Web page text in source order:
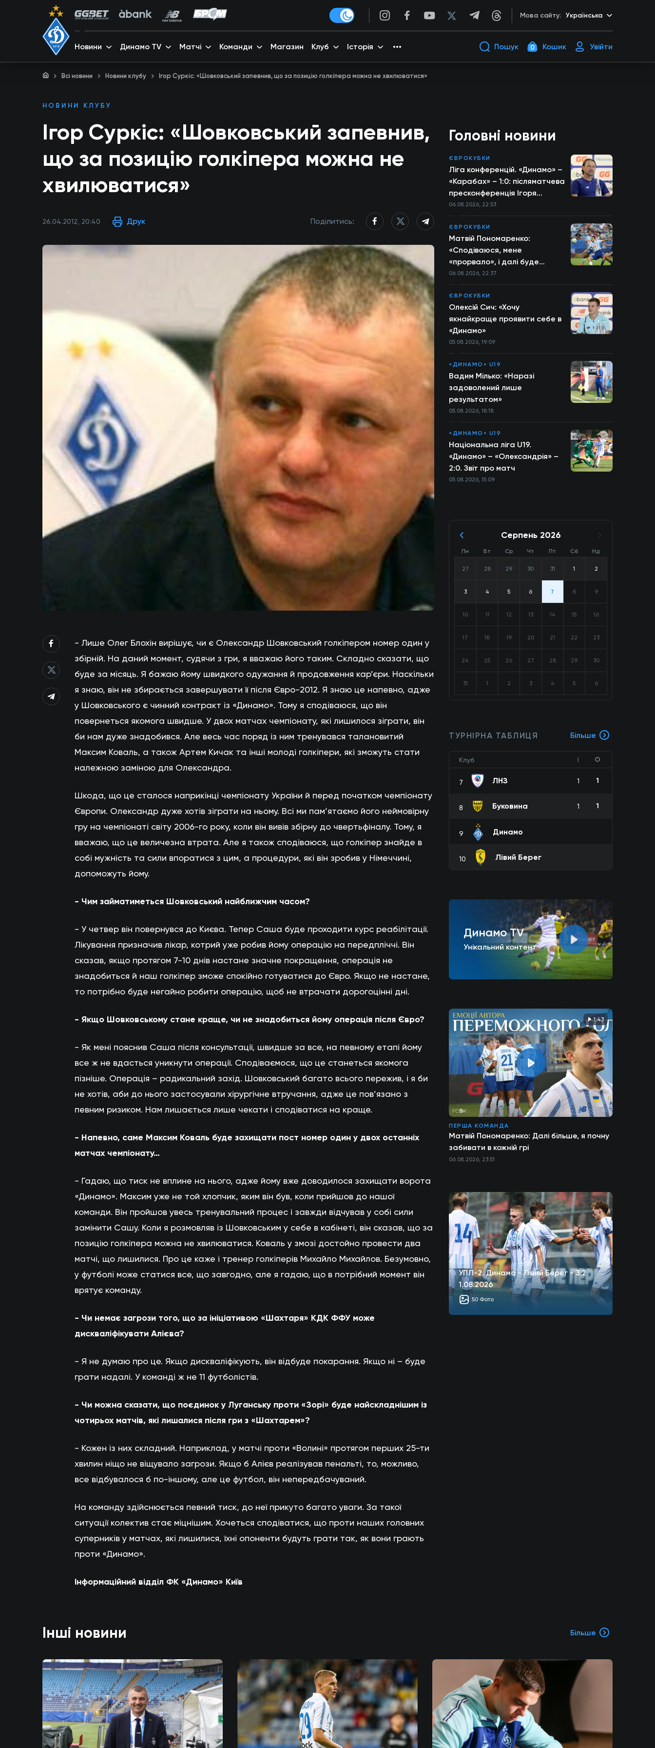
Мова сайту: Українська
Новини Динамо TV Матчі Команди Магазин Клуб Історія Пошук 0 Кошик Увійти
Всі новини Новини клубу Ігор Суркіс: «Шовковський запевнив, що за позицію голкіпера можна не хвилюватися»
НОВИНИ КЛУБУ
Ігор Суркіс: «Шовковський запевнив,
що за позицію голкіпера можна не
хвилюватися»
26.04.2012, 20:40 Друк Поділитись:
- Лише Олег Блохін вирішує, чи є Олександр Шовковський голкіпером номер один у
збірній. На даний момент, судячи з гри, я вважаю його таким. Складно сказати, що
буде за місяць. Я бажаю йому швидкого одужання й продовження кар’єри. Наскільки
я знаю, він не збирається завершувати її після Євро-2012. Я знаю це напевно, адже
у Шовковського є чинний контракт із «Динамо». Тому я сподіваюся, що він
повернеться якомога швидше. У двох матчах чемпіонату, які лишилося зіграти, він
би нам дуже знадобився. Але весь час поряд із ним тренувався талановитий
Максим Коваль, а також Артем Кичак та інші молоді голкіпери, які зможуть стати
належною заміною для Олександра.
Шкода, що це сталося наприкінці чемпіонату України й перед початком чемпіонату
Європи. Олександр дуже хотів зіграти на ньому. Всі ми пам’ятаємо його неймовірну
гру на чемпіонаті світу 2006-го року, коли він вивів збірну до чвертьфіналу. Тому, я
вважаю, що це величезна втрата. Але я також сподіваюся, що голкіпер знайде в
собі мужність та сили впоратися з цим, а процедури, які він зробив у Німеччині,
допоможуть йому.
- Чим займатиметься Шовковський найближчим часом?
- У четвер він повернувся до Києва. Тепер Саша буде проходити курс реабілітації.
Лікування призначив лікар, котрий уже робив йому операцію на передпліччі. Він
сказав, якщо протягом 7-10 днів настане значне покращення, операція не
знадобиться й наш голкіпер зможе спокійно готуватися до Євро. Якщо не настане,
то потрібно буде негайно робити операцію, щоб не втрачати дорогоцінні дні.
- Якщо Шовковському стане краще, чи не знадобиться йому операція після Євро?
- Як мені пояснив Саша після консультації, швидше за все, на певному етапі йому
все ж не вдасться уникнути операції. Сподіваємося, що це станеться якомога
пізніше. Операція – радикальний захід. Шовковський багато всього пережив, і я би
не хотів, аби до нього застосували хірургічне втручання, адже це пов’язано з
певним ризиком. Нам лишається лише чекати і сподіватися на краще.
- Напевно, саме Максим Коваль буде захищати пост номер один у двох останніх
матчах чемпіонату…
- Гадаю, що тиск не вплине на нього, адже йому вже доводилося захищати ворота
«Динамо». Максим уже не той хлопчик, яким він був, коли прийшов до нашої
команди. Він пройшов увесь тренувальний процес і завжди відчував у собі сили
замінити Сашу. Коли я розмовляв із Шовковським у себе в кабінеті, він сказав, що за
позицію голкіпера можна не хвилюватися. Коваль у змозі достойно провести два
матчі, що лишилися. Про це каже і тренер голкіперів Михайло Михайлов. Безумовно,
у футболі може статися все, що завгодно, але я гадаю, що в потрібний момент він
врятує команду.
- Чи немає загрози того, що за ініціативою «Шахтаря» КДК ФФУ може
дискваліфікувати Алієва?
- Я не думаю про це. Якщо дискваліфікують, він відбуде покарання. Якщо ні – буде
грати надалі. У команді ж не 11 футболістів.
- Чи можна сказати, що поєдинок у Луганську проти «Зорі» буде найскладнішим із
чотирьох матчів, які лишалися після гри з «Шахтарем»?
- Кожен із них складний. Наприклад, у матчі проти «Волині» протягом перших 25-ти
хвилин ніщо не віщувало загрози. Якщо б Алієв реалізував пенальті, то, можливо,
все відбувалося б по-іншому, але це футбол, він непередбачуваний.
На команду здійснюється певний тиск, до неї прикуто багато уваги. За такої
ситуації колектив стає міцнішим. Хочеться сподіватися, що проти наших головних
суперників у матчах, які лишилися, їхні опоненти будуть грати так, як вони грають
проти «Динамо».
Інформаційний відділ ФК «Динамо» Київ
Головні новини
ЄВРОКУБКИ
Ліга конференцій. «Динамо» –
«Карабах» – 1:0: післяматчева
пресконференція Ігоря
Костюка
06.08.2026, 22:53
ЄВРОКУБКИ
Матвій Пономаренко:
«Сподіваюся, мене
«прорвало», і далі буде
більше»
06.08.2026, 22:37
ЄВРОКУБКИ
Олексій Сич: «Хочу
якнайкраще проявити себе в
«Динамо»
05.08.2026, 19:09
«ДИНАМО» U19
Вадим Мілько: «Наразі
задоволений лише
результатом»
05.08.2026, 18:18
«ДИНАМО» U19
Національна ліга U19.
«Динамо» – «Олександрія» –
2:0. Звіт про матч
05.08.2026, 15:09
Серпень 2026
Пн Вт Ср Чт Пт Сб Нд
27 28 29 30 31 1 2
3 4 5 6 7 8 9
10 11 12 13 14 15 16
17 18 19 20 21 22 23
24 25 26 27 28 29 30
31 1 2 3 4 5 6
ТУРНІРНА ТАБЛИЦЯ Більше
Клуб І О
7 ЛНЗ 1 1
8 Буковина 1 1
9 Динамо
10 Лівий Берег
Динамо TV
Унікальний контент
1:43
ПЕРША КОМАНДА
Матвій Пономаренко: Далі більше, я почну
забивати в кожній грі
06.08.2026, 23:51
УПЛ-2. Динамо - Лівий Берег - 3:2
1.08.2026
50 Фото
Інші новини Більше